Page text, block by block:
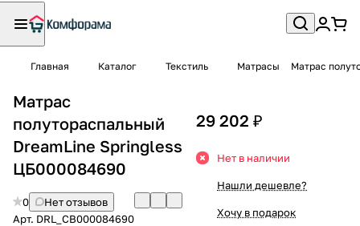
Главная Каталог Текстиль Матрасы Матрас
Матрас
полутораспальный
DreamLine Springless
ЦБ000084690
0
Нет отзывов
Арт. DRL_CB000084690
29 202 ₽
Нет в наличии
Нашли дешевле?
Хочу в подарок